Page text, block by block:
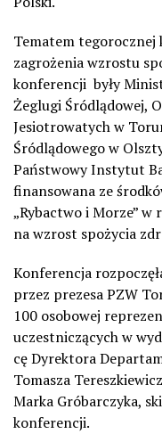
Tematem tegorocznej
zagrożenia wzrostu
konferencji były
Żeglugi Śródlądowej,
Jesiotrowatych w
Śródlądowego w
Państwowy Instytut
finansowana ze
„Rybactwo i Morze” w
na wzrost spożycia
Konferencja
przez prezesa PZW
100 osobowej
uczestniczących w
cę Dyrektora
Tomasza
Marka Gróbarczyka,
konferencji.